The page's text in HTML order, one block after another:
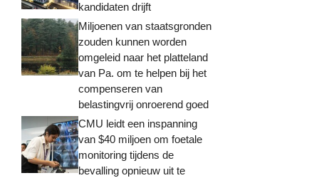
kandidaten drijft
Miljoenen van staatsgronden
zouden kunnen worden
omgeleid naar het platteland
van Pa. om te helpen bij het
compenseren van
belastingvrij onroerend goed
CMU leidt een inspanning
van $40 miljoen om foetale
monitoring tijdens de
bevalling opnieuw uit te